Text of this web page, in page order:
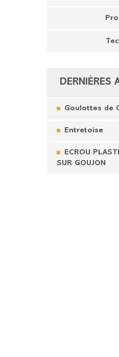
DERNIÈRES
Goulottes de
Entretoise
ECROU
SUR GOUJON